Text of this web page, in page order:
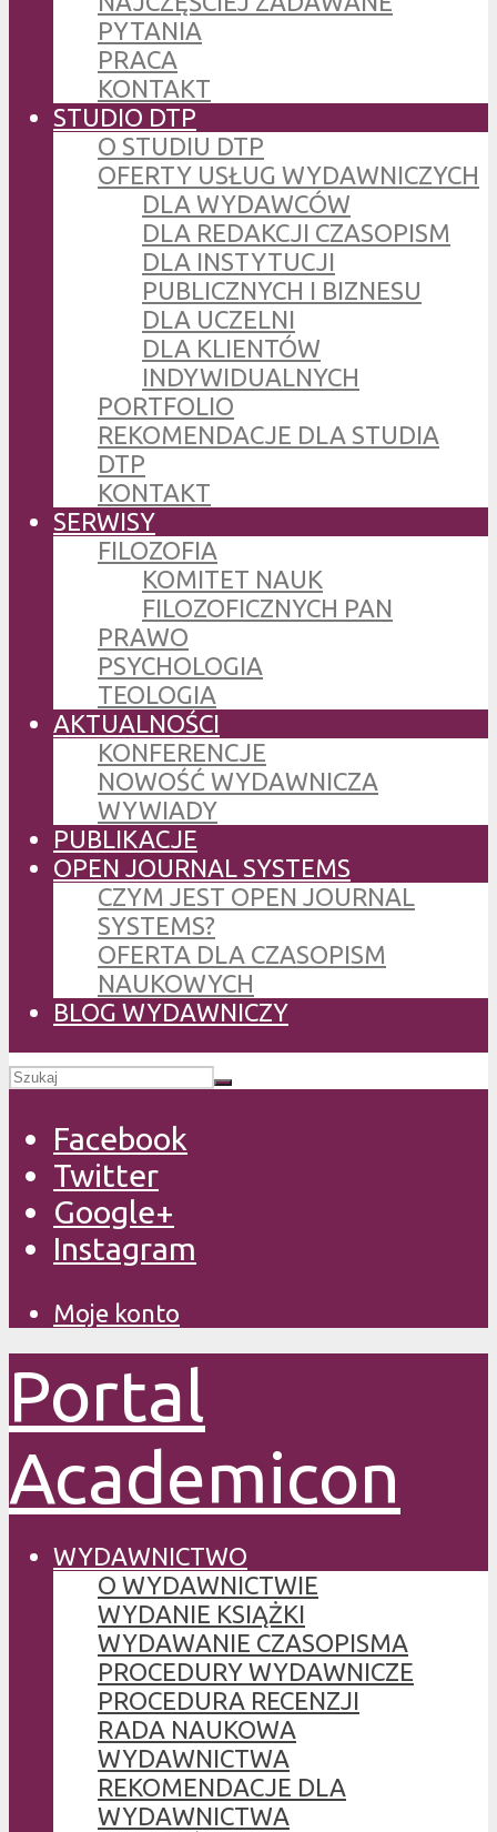
PYTANIA
PRACA
KONTAKT
STUDIO DTP
O STUDIU DTP
OFERTY USŁUG WYDAWNICZYCH
DLA WYDAWCÓW
DLA REDAKCJI CZASOPISM
DLA INSTYTUCJI
PUBLICZNYCH I BIZNESU
DLA UCZELNI
DLA KLIENTÓW
INDYWIDUALNYCH
PORTFOLIO
REKOMENDACJE DLA STUDIA
DTP
KONTAKT
SERWISY
FILOZOFIA
KOMITET NAUK
FILOZOFICZNYCH PAN
PRAWO
PSYCHOLOGIA
TEOLOGIA
AKTUALNOŚCI
KONFERENCJE
NOWOŚĆ WYDAWNICZA
WYWIADY
PUBLIKACJE
OPEN JOURNAL SYSTEMS
CZYM JEST OPEN JOURNAL
SYSTEMS?
OFERTA DLA CZASOPISM
NAUKOWYCH
BLOG WYDAWNICZY
Facebook
Twitter
Google+
Instagram
Moje konto
Portal
Academicon
WYDAWNICTWO
O WYDAWNICTWIE
WYDANIE KSIĄŻKI
WYDAWANIE CZASOPISMA
PROCEDURY WYDAWNICZE
PROCEDURA RECENZJI
RADA NAUKOWA
WYDAWNICTWA
REKOMENDACJE DLA
WYDAWNICTWA